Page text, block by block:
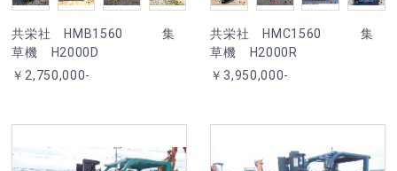
共栄社 HMB1560 集
草機 H2000D
￥2,750,000-
共栄社 HMC1560 集
草機 H2000R
￥3,950,000-